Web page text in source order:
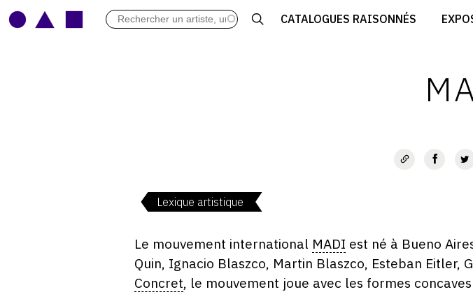
CATALOGUES RAISONNÉS
ARCHIVES DES EXPOSITIONS
CRÉER SON
Lexique artistique
Le mouvement international MADI est né à Bueno
Quin, Ignacio Blaszco, Martin Blaszco, Esteban Eitler,
Concret, le mouvement joue avec les formes